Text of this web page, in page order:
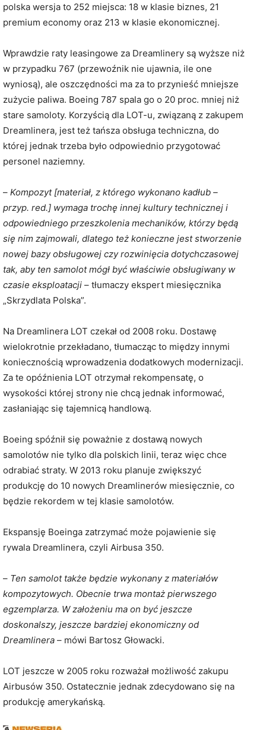
polska wersja to 252 miejsca: 18 w klasie biznes, 21
premium economy oraz 213 w klasie ekonomicznej.
Wprawdzie raty leasingowe za Dreamlinery są wyższe niż
w przypadku 767 (przewoźnik nie ujawnia, ile one
wyniosą), ale oszczędności ma za to przynieść mniejsze
zużycie paliwa. Boeing 787 spala go o 20 proc. mniej niż
stare samoloty. Korzyścią dla LOT-u, związaną z zakupem
Dreamlinera, jest też tańsza obsługa techniczna, do
której jednak trzeba było odpowiednio przygotować
personel naziemny.
– Kompozyt [materiał, z którego wykonano kadłub –
przyp. red.] wymaga trochę innej kultury technicznej i
odpowiedniego przeszkolenia mechaników, którzy będą
się nim zajmowali, dlatego też konieczne jest stworzenie
nowej bazy obsługowej czy rozwinięcia dotychczasowej
tak, aby ten samolot mógł być właściwie obsługiwany w
czasie eksploatacji – tłumaczy ekspert miesięcznika
„Skrzydlata Polska”.
Na Dreamlinera LOT czekał od 2008 roku. Dostawę
wielokrotnie przekładano, tłumacząc to między innymi
koniecznością wprowadzenia dodatkowych modernizacji.
Za te opóźnienia LOT otrzymał rekompensatę, o
wysokości której strony nie chcą jednak informować,
zasłaniając się tajemnicą handlową.
Boeing spóźnił się poważnie z dostawą nowych
samolotów nie tylko dla polskich linii, teraz więc chce
odrabiać straty. W 2013 roku planuje zwiększyć
produkcję do 10 nowych Dreamlinerów miesięcznie, co
będzie rekordem w tej klasie samolotów.
Ekspansję Boeinga zatrzymać może pojawienie się
rywala Dreamlinera, czyli Airbusa 350.
– Ten samolot także będzie wykonany z materiałów
kompozytowych. Obecnie trwa montaż pierwszego
egzemplarza. W założeniu ma on być jeszcze
doskonalszy, jeszcze bardziej ekonomiczny od
Dreamlinera – mówi Bartosz Głowacki.
LOT jeszcze w 2005 roku rozważał możliwość zakupu
Airbusów 350. Ostatecznie jednak zdecydowano się na
produkcję amerykańską.